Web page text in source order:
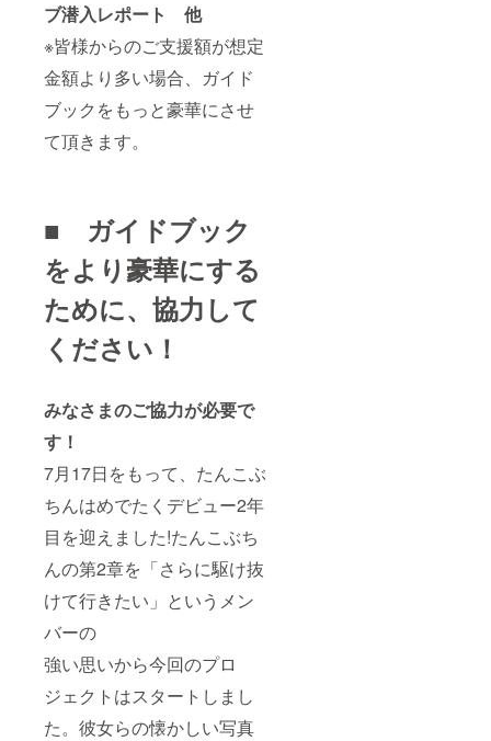
ブ潜入レポート 他
※皆様からのご支援額が想定
金額より多い場合、ガイド
ブックをもっと豪華にさせ
て頂きます。
■ ガイドブック
をより豪華にする
ために、協力して
ください！
みなさまのご協力が必要で
す！
7月17日をもって、たんこぶ
ちんはめでたくデビュー2年
目を迎えました!たんこぶち
んの第2章を「さらに駆け抜
けて行きたい」というメン
バーの
強い思いから今回のプロ
ジェクトはスタートしまし
た。彼女らの懐かしい写真